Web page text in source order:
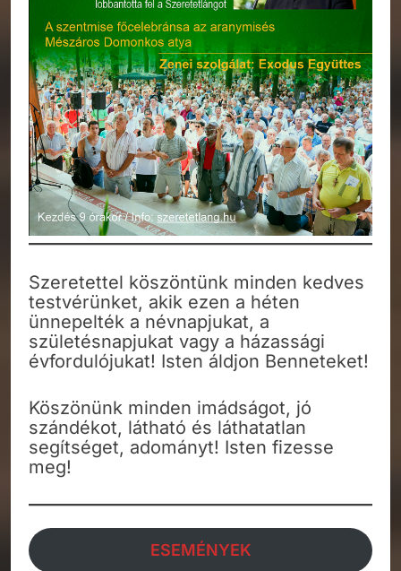
Szeretettel köszöntünk minden kedves
testvérünket, akik ezen a héten
ünnepelték a névnapjukat, a
születésnapjukat vagy a házassági
évfordulójukat! Isten áldjon Benneteket!
Köszönünk minden imádságot, jó
szándékot, látható és láthatatlan
segítséget, adományt! Isten fizesse
meg!
ESEMÉNYEK